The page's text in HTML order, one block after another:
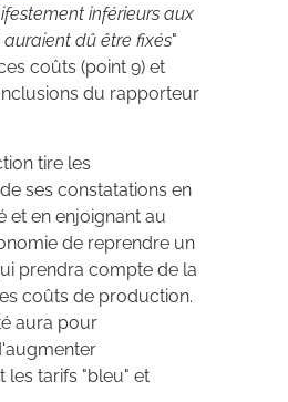
inférieurs aux
dû être fixés"
coûts (point 9) et
du rapporteur
tire les
ses constatations en
et en enjoignant au
de reprendre un
prendra compte de la
coûts de production.
aura pour
les tarifs "bleu" et